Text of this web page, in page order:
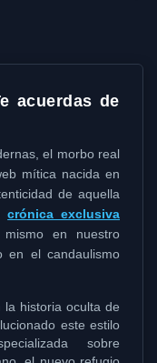
acuerdas de
el morbo real
mítica nacida en
de aquella
crónica exclusiva
en nuestro
en el candaulismo
historia oculta de
este estilo
sobre